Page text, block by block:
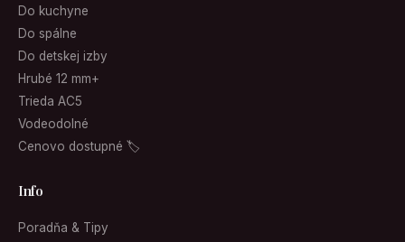
Do kuchyne
Do spálne
Do detskej izby
Hrubé 12 mm+
Trieda AC5
Vodeodolné
Cenovo dostupné 🏷
Info
Poradňa & Tipy